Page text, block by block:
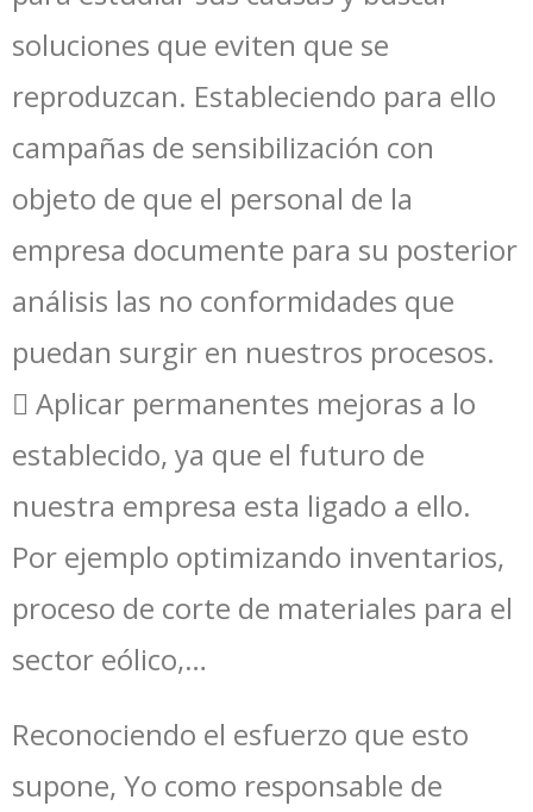
soluciones que eviten que se
reproduzcan. Estableciendo para ello
campañas de sensibilización con
objeto de que el personal de la
empresa documente para su posterior
análisis las no conformidades que
puedan surgir en nuestros procesos.
 Aplicar permanentes mejoras a lo
establecido, ya que el futuro de
nuestra empresa esta ligado a ello.
Por ejemplo optimizando inventarios,
proceso de corte de materiales para el
sector eólico,…
Reconociendo el esfuerzo que esto
supone, Yo como responsable de